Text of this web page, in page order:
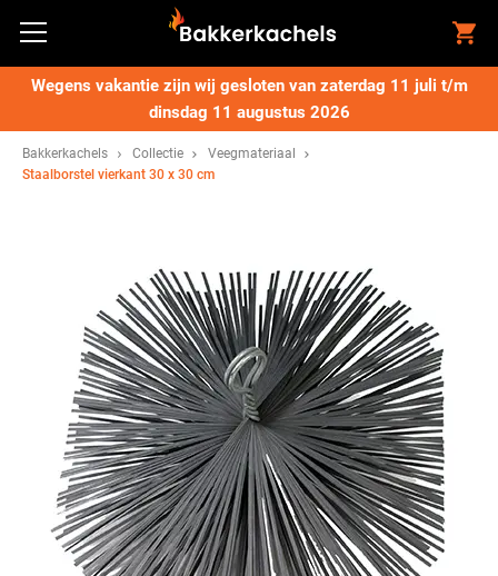
Wegens vakantie zijn wij gesloten van zaterdag 11 juli t/m
dinsdag 11 augustus 2026
Bakkerkachels Collectie
Veegmateriaal
Staalborstel vierkant 30 x 30 cm